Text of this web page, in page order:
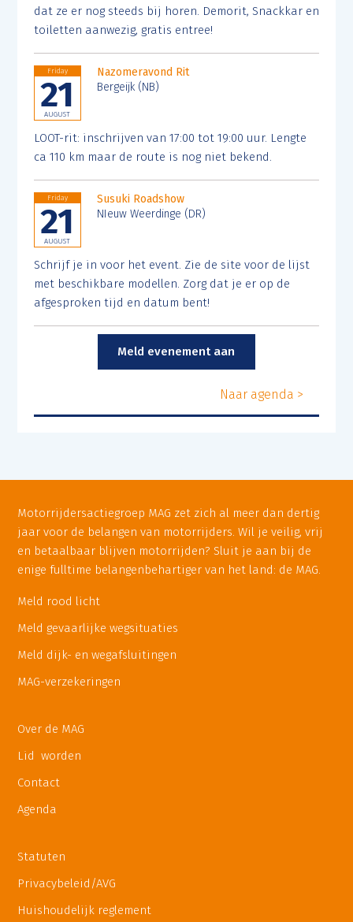
dat ze er nog steeds bij horen. Demorit, Snackkar en
toiletten aanwezig, gratis entree!
Friday
21
AUGUST
Nazomeravond Rit
Bergeijk (NB)
LOOT-rit: inschrijven van 17:00 tot 19:00 uur. Lengte
ca 110 km maar de route is nog niet bekend.
Friday
21
AUGUST
Susuki Roadshow
NIeuw Weerdinge (DR)
Schrijf je in voor het event. Zie de site voor de lijst
met beschikbare modellen. Zorg dat je er op de
afgesproken tijd en datum bent!
Meld evenement aan
Naar agenda >
Meld rood licht
Meld gevaarlijke wegsituaties
Meld dijk- en wegafsluitingen
MAG-verzekeringen
Over de MAG
Lid worden
Contact
Agenda
Statuten
Privacybeleid/AVG
Huishoudelijk reglement
Motorrijdersactiegroep MAG zet zich al meer dan dertig
jaar voor de belangen van motorrijders. Wil je veilig, vrij
en betaalbaar blijven motorrijden? Sluit je aan bij de
enige fulltime belangenbehartiger van het land: de MAG.